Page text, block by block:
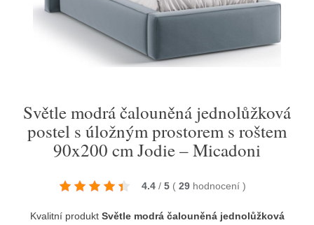
Světle modrá čalouněná jednolůžková
postel s úložným prostorem s roštem
90x200 cm Jodie – Micadoni
4.4 / 5 ( 29 hodnocení )
Kvalitní produkt Světle modrá čalouněná jednolůžková